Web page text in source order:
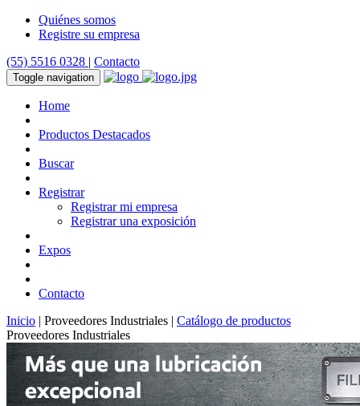
Quiénes somos
Registre su empresa
(55) 5516 0328 | Contacto
Toggle navigation
Home
Productos Destacados
Buscar
Registrar
Registrar mi empresa
Registrar una exposición
Expos
Contacto
Inicio | Proveedores Industriales | Catálogo de productos
Proveedores Industriales